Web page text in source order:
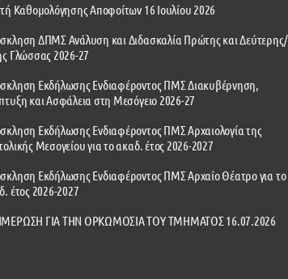
Καθομολόγησης Αποφοίτων 16 Ιουλίου 2026
ΔΠΜΣ Ανάλυση και Διδασκαλία Πρώτης και Δεύτερης/
Γλώσσας 2026-27
Εκδήλωσης Ενδιαφέροντος ΠΜΣ Διακυβέρνηση,
και Ασφάλεια στη Μεσόγειο 2026-27
Εκδήλωσης Ενδιαφέροντος ΠΜΣ Αρχαιολογία της
Μεσογείου για το ακαδ. έτος 2026-2027
Εκδήλωσης Ενδιαφέροντος ΠΜΣ Αρχαίο Θέατρο για το
έτος 2026-2027
ΓΙΑ ΤΗΝ ΟΡΚΩΜΟΣΙΑ ΤΟΥ ΤΜΗΜΑΤΟΣ 16.07.2026